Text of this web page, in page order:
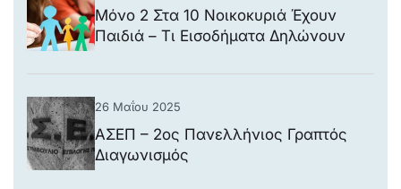
Μόνο 2 Στα 10 Νοικοκυριά Έχουν
Παιδιά – Τι Εισοδήματα Δηλώνουν
26 Μαΐου 2025
ΑΣΕΠ – 2ος Πανελλήνιος Γραπτός
Διαγωνισμός